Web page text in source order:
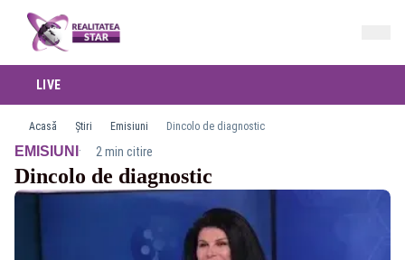
LIVE
Acasă Știri Emisiuni Dincolo de diagnostic
EMISIUNI · 2 min citire
Dincolo de diagnostic